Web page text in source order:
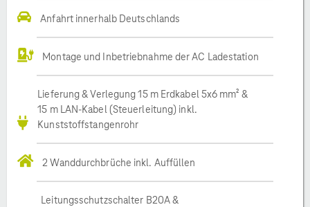
Anfahrt innerhalb Deutschlands
Montage und Inbetriebnahme der AC Ladestation
Lieferung & Verlegung 15 m Erdkabel 5x6 mm² &
15 m LAN-Kabel (Steuerleitung) inkl.
Kunststoffstangenrohr
2 Wanddurchbrüche inkl. Auffüllen
Leitungsschutzschalter B20A &